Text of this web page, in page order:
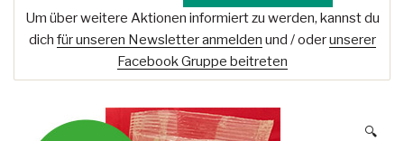
Um über weitere Aktionen informiert zu werden, kannst du
dich für unseren Newsletter anmelden und / oderunserer
Facebook Gruppe beitreten
🔍